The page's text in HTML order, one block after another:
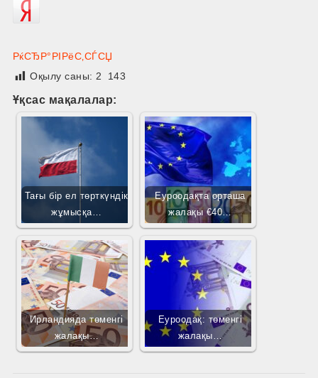
РќСЂР°РІРёС‚СЃСЏ
Оқылу саны:2 143
Ұқсас мақалалар:
Тағы бір ел төрткүндік
жұмысқа…
Еуроодақта орташа
жалақы €40…
Ирландияда төменгі
жалақы…
Еуроодақ: төменгі
жалақы…